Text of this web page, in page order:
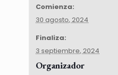
Comienza:
30 agosto, 2024
Finaliza:
3 septiembre, 2024
Organizador